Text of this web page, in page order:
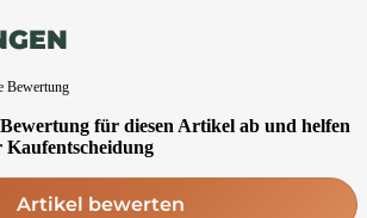
Bewertung
Bewertung für diesen Artikel ab und helfen
Kaufentscheidung
Artikel bewerten